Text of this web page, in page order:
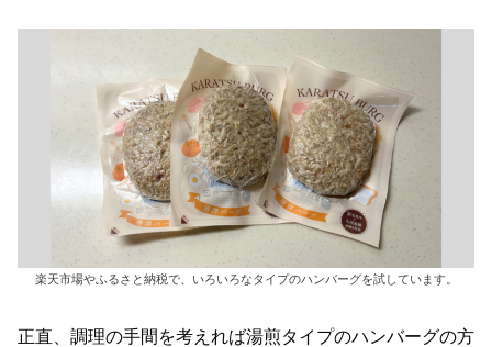
楽天市場やふるさと納税で、いろいろなタイプのハンバーグを試しています。
正直、調理の手間を考えれば湯煎タイプのハンバーグの方